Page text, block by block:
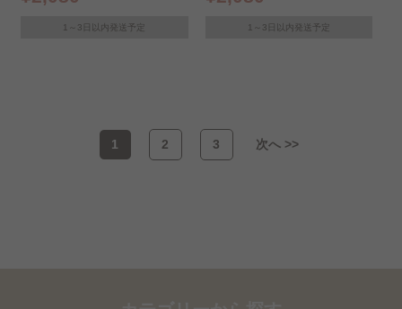
1～3日以内発送予定 1～3日以内発送予定
1 2 3 次へ >>